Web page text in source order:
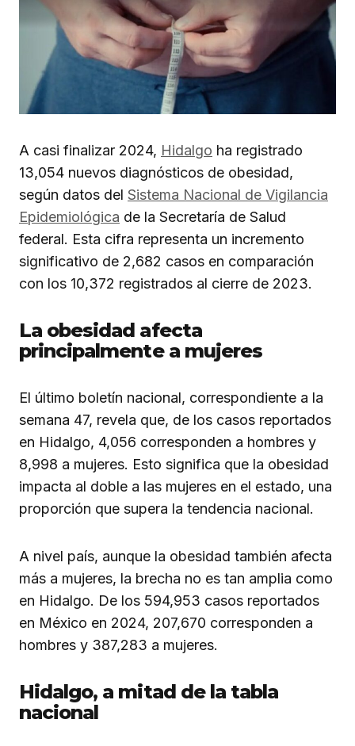
A casi finalizar 2024, Hidalgo ha registrado
13,054 nuevos diagnósticos de obesidad,
según datos del Sistema Nacional de Vigilancia
Epidemiológica de la Secretaría de Salud
federal. Esta cifra representa un incremento
significativo de 2,682 casos en comparación
con los 10,372 registrados al cierre de 2023.
La obesidad afecta
principalmente a mujeres
El último boletín nacional, correspondiente a la
semana 47, revela que, de los casos reportados
en Hidalgo, 4,056 corresponden a hombres y
8,998 a mujeres. Esto significa que la obesidad
impacta al doble a las mujeres en el estado, una
proporción que supera la tendencia nacional.
A nivel país, aunque la obesidad también afecta
más a mujeres, la brecha no es tan amplia como
en Hidalgo. De los 594,953 casos reportados
en México en 2024, 207,670 corresponden a
hombres y 387,283 a mujeres.
Hidalgo, a mitad de la tabla
nacional